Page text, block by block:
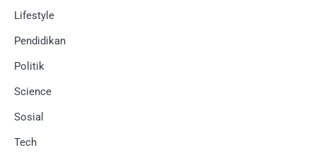
Lifestyle
Pendidikan
Politik
Science
Sosial
Tech